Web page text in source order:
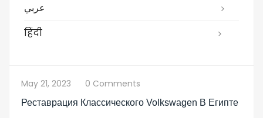
عربي
हिंदी
May 21, 2023 0 Comments
Реставрация Классического Volkswagen В Египте